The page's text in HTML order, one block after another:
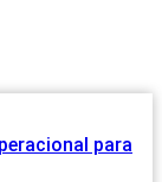
para